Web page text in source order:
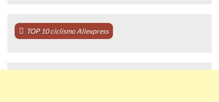
TOP 10 ciclismo Aliexpress